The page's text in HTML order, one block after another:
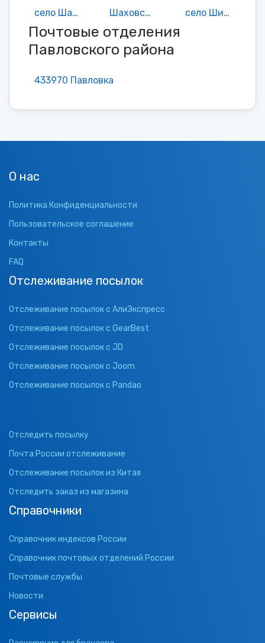
село Шалкино
Шаховское село село Шиковка
Почтовые отделения
Павловского района
433970 Павловка
О нас
Политика Конфиденциальности
Пользовательское соглашение
Контакты
FAQ
Отслеживание посылок
Отслеживание посылок с АлиЭкспресс
Отслеживание посылок с GearBest
Отслеживание посылок с JD
Отслеживание посылок с Joom
Отслеживание посылок с Pandao
Отследить посылку
Почта России отслеживание
Отслеживание посылок из Китая
Отследить заказ из магазина
Справочники
Справочник индексов России
Справочник почтовых отделений России
Почтовые службы
Новости
Сервисы